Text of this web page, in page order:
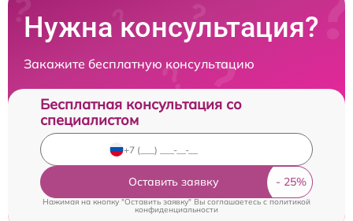
Нужна консультация?
Закажите бесплатную консультацию
Бесплатная консультация со
специалистом
Оставить заявку
Нажимая на кнопку "Оставить заявку" Вы соглашаетесь c политикой
конфиденциальности